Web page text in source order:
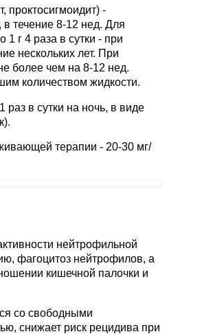
проктосигмоидит) -
течение 8-12 нед. Для
г 4 раза в сутки - при
нескольких лет. При
более чем на 8-12 нед.
количеством жидкости.
раз в сутки на ночь, в виде
терапии - 20-30 мг/
нейтрофильной
фагоцитоз нейтрофилов, а
кишечной палочки и
со свободными
снижает риск рецидива при